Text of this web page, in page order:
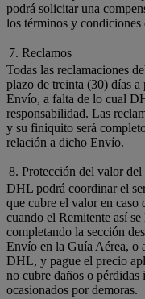
podrá solicitar una
los términos y
7. Reclamos
Todas las reclamaciones
plazo de treinta (30) días
Envío, a falta de lo cual
responsabilidad. Las
y su finiquito será
relación a dicho Envío.
8. Protección del valor del
DHL podrá coordinar el
que cubre el valor en
cuando el Remitente así
completando la sección
Envío en la Guía Aérea, o
DHL, y pague el precio
no cubre daños o
ocasionados por demoras.